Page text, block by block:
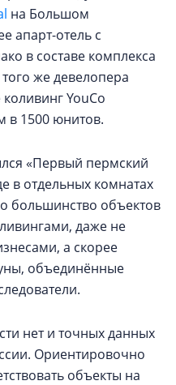
на Большом
апарт-отель с
в составе комплекса
того же девелопера
YouCo
1500 юнитов.
«Первый пермский
в отдельных комнатах
большинство объектов
даже не
а скорее
объединённые
нет и точных данных
Ориентировочно
объекты на